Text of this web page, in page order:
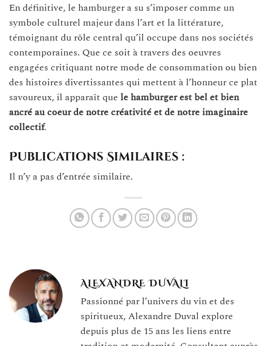
En définitive, le hamburger a su s’imposer comme un
symbole culturel majeur dans l’art et la littérature,
témoignant du rôle central qu’il occupe dans nos sociétés
contemporaines. Que ce soit à travers des oeuvres
engagées critiquant notre mode de consommation ou bien
des histoires divertissantes qui mettent à l’honneur ce plat
savoureux, il apparaît que le hamburger est bel et bien
ancré au coeur de notre créativité et de notre imaginaire
collectif.
Publications Similaires :
Il n’y a pas d’entrée similaire.
ALEXANDRE DUVALI
Passionné par l’univers du vin et des
spiritueux, Alexandre Duval explore
depuis plus de 15 ans les liens entre